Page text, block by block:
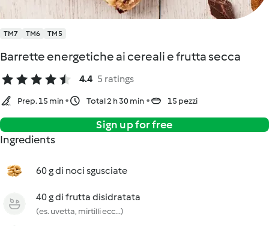
TM7 TM6 TM5
Barrette energetiche ai cereali e frutta secca
4.4 5 ratings
Prep. 15 min Total 2 h 30 min 15 pezzi
Sign up for free
Ingredients
60 g di noci sgusciate
40 g di frutta disidratata
(es. uvetta, mirtilli ecc...)